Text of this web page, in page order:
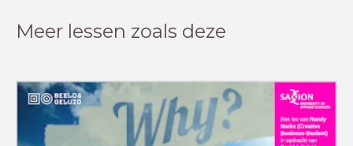
Meer lessen zoals deze